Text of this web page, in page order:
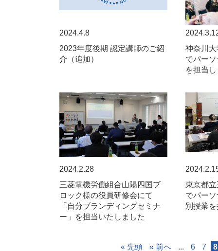
2024.4.8
2023年度後期 認定講師のご紹
介（追加）
神奈川
でパー
を担当
2024.2.28
三菱電機労働組合山陽四国ブ
ロック様の役員研修会にて
「自分ブランディングセミナ
ー」を担当いたしました
東京都
でパー
別授業
« 先頭 « 前へ ... 6 7 8